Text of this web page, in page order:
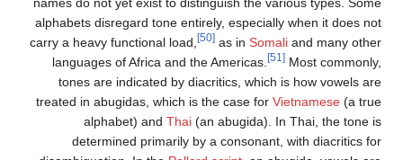
alphabets disregard tone entirely, especially when it does not
carry a heavy functional load,
[50] as in Somali and many other
languages of Africa and the Americas.
[51] Most commonly,
tones are indicated by diacritics, which is how vowels are
treated in abugidas, which is the case for Vietnamese (a true
alphabet) and Thai (an abugida). In Thai, the tone is
determined primarily by a consonant, with diacritics for